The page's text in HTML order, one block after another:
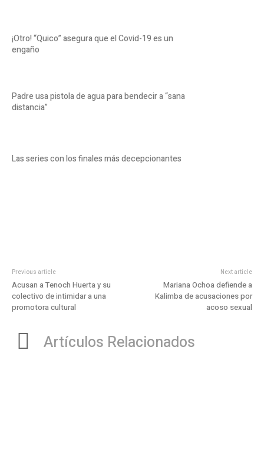
¡Otro! “Quico” asegura que el Covid-19 es un
engaño
Padre usa pistola de agua para bendecir a “sana
distancia”
Las series con los finales más decepcionantes
Previous article
Acusan a Tenoch Huerta y su
colectivo de intimidar a una
promotora cultural
Next article
Mariana Ochoa defiende a
Kalimba de acusaciones por
acoso sexual
Artículos Relacionados